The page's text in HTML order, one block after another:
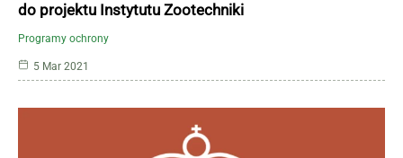
Programy ochrony
do projektu Instytutu Zootechniki
5 Mar 2021